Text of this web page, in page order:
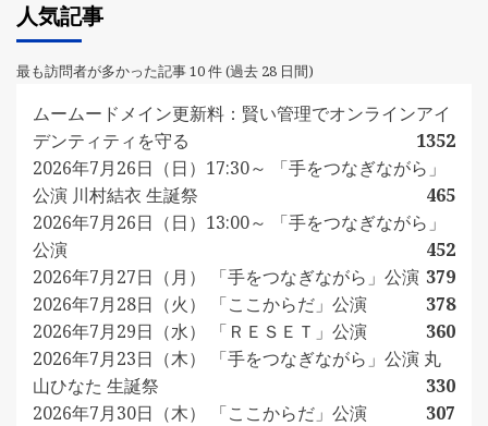
人気記事
最も訪問者が多かった記事 10 件 (過去 28 日間)
ムームードメイン更新料：賢い管理でオンラインアイ
デンティティを守る
1352
2026年7月26日（日）17:30～ 「手をつなぎながら」
公演 川村結衣 生誕祭
465
2026年7月26日（日）13:00～ 「手をつなぎながら」
公演
452
2026年7月27日（月） 「手をつなぎながら」公演 379
2026年7月28日（火） 「ここからだ」公演
378
2026年7月29日（水） 「ＲＥＳＥＴ」公演
360
2026年7月23日（木） 「手をつなぎながら」公演 丸
山ひなた 生誕祭
330
2026年7月30日（木） 「ここからだ」公演
307